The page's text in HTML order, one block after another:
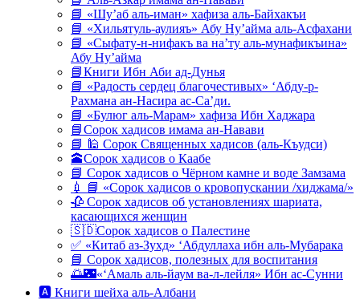
📘 «Шу’аб аль-иман» хафиза аль-Байхакъи
📘 «Хильятуль-аулияъ» Абу Ну’айма аль-Асфахани
📘 «Сыфату-н-нифакъ ва на’ту аль-мунафикъина»
Абу Ну’айма
📘Книги Ибн Аби ад-Дунья
📘 «Радость сердец благочестивых» ‘Абду-р-
Рахмана ан-Насира ас-Са’ди.
📘 «Булюг аль-Марам» хафиза Ибн Хаджара
📘Сорок хадисов имама ан-Навави
📘 🕌 Сорок Священных хадисов (аль-Къудси)
🕋Сорок хадисов о Каабе
📘 Сорок хадисов о Чёрном камне и воде Замзама
💉 📘 «Сорок хадисов о кровопускании /хиджама/»
🥀 Сорок хадисов об установлениях шариата,
касающихся женщин
🇸🇩Сорок хадисов о Палестине
✅ «Китаб аз-Зухд» ‘Абдуллаха ибн аль-Мубарака
📘 Сорок хадисов, полезных для воспитания
🌅🌃«‘Амаль аль-йаум ва-л-лейля» Ибн ас-Сунни
🅰 Книги шейха аль-Албани